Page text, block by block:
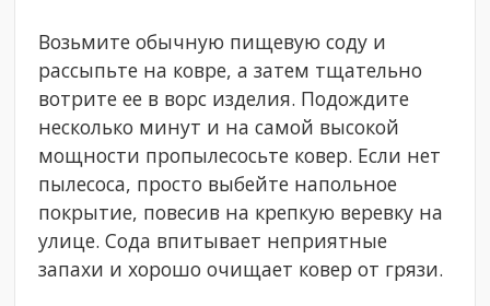
Возьмите обычную пищевую соду и
рассыпьте на ковре, а затем тщательно
вотрите ее в ворс изделия. Подождите
несколько минут и на самой высокой
мощности пропылесосьте ковер. Если нет
пылесоса, просто выбейте напольное
покрытие, повесив на крепкую веревку на
улице. Сода впитывает неприятные
запахи и хорошо очищает ковер от грязи.